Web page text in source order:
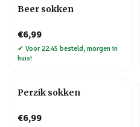
Beer sokken
€6,99
✔ Voor 22:45 besteld, morgen in
huis!
Perzik sokken
€6,99